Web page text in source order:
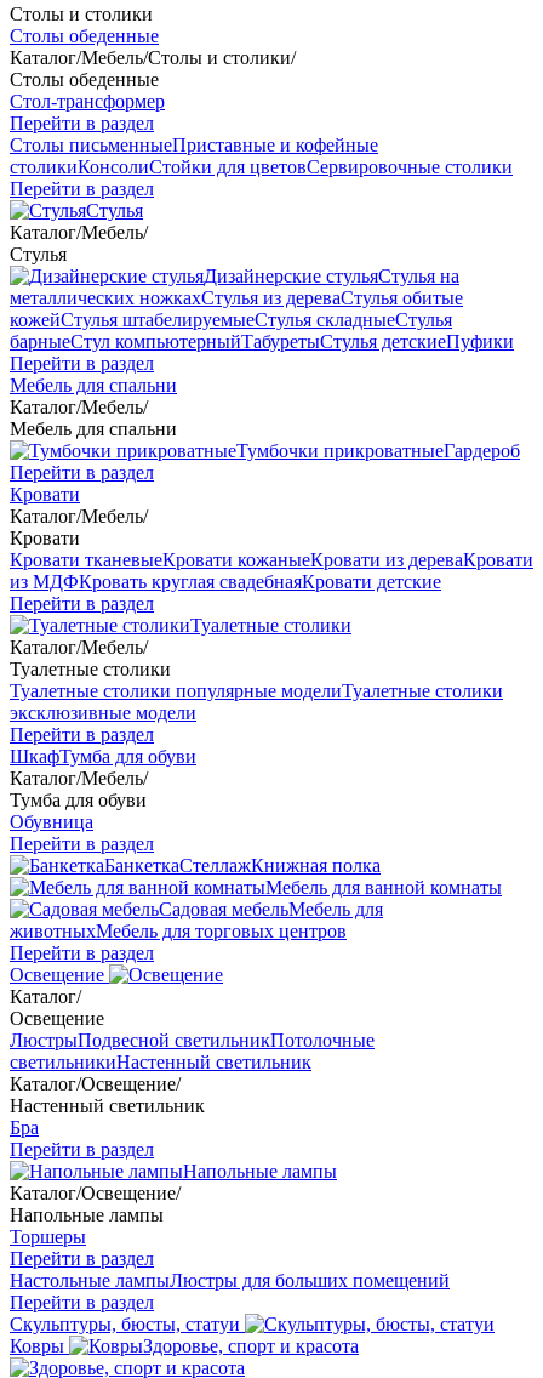
Столы и столики
Столы обеденные
Каталог/Мебель/Столы и столики/
Столы обеденные
Стол-трансформер
Перейти в раздел
Столы письменныеПриставные и кофейные
столикиКонсолиСтойки для цветовСервировочные столики
Перейти в раздел
Стулья
Каталог/Мебель/
Стулья
Дизайнерские стульяСтулья на
металлических ножкахСтулья из дереваСтулья обитые
кожейСтулья штабелируемыеСтулья складныеСтулья
барныеСтул компьютерныйТабуретыСтулья детскиеПуфики
Перейти в раздел
Мебель для спальни
Каталог/Мебель/
Мебель для спальни
Тумбочки прикроватныеГардероб
Перейти в раздел
Кровати
Каталог/Мебель/
Кровати
Кровати тканевыеКровати кожаныеКровати из дереваКровати
из МДФКровать круглая свадебнаяКровати детские
Перейти в раздел
Туалетные столики
Каталог/Мебель/
Туалетные столики
Туалетные столики популярные моделиТуалетные столики
эксклюзивные модели
Перейти в раздел
ШкафТумба для обуви
Каталог/Мебель/
Тумба для обуви
Обувница
Перейти в раздел
БанкеткаСтеллажКнижная полка
Мебель для ванной комнаты
Садовая мебельМебель для
животныхМебель для торговых центров
Перейти в раздел
Освещение
Каталог/
Освещение
ЛюстрыПодвесной светильникПотолочные
светильникиНастенный светильник
Каталог/Освещение/
Настенный светильник
Бра
Перейти в раздел
Напольные лампы
Каталог/Освещение/
Напольные лампы
Торшеры
Перейти в раздел
Настольные лампыЛюстры для больших помещений
Перейти в раздел
Скульптуры, бюсты, статуи
Ковры
Здоровье, спорт и красота